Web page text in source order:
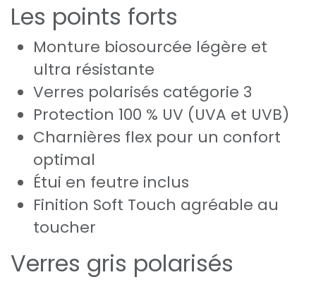
Les points forts
Monture biosourcée légère et
ultra résistante
Verres polarisés catégorie 3
Protection 100 % UV (UVA et UVB)
Charnières flex pour un confort
optimal
Étui en feutre inclus
Finition Soft Touch agréable au
toucher
Verres gris polarisés